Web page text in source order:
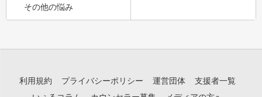
その他の悩み
利用規約 プライバシーポリシー 運営団体
支援者一覧